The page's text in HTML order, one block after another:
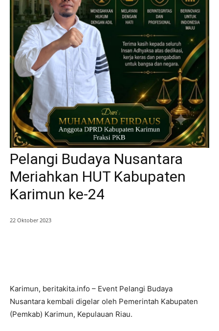
Pelangi Budaya Nusantara
Meriahkan HUT Kabupaten
Karimun ke-24
22 Oktober 2023
Karimun, beritakita.info – Event Pelangi Budaya
Nusantara kembali digelar oleh Pemerintah Kabupaten
(Pemkab) Karimun, Kepulauan Riau.